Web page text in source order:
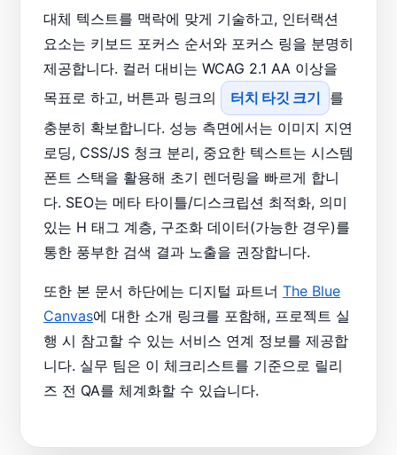
대체 텍스트를 맥락에 맞게 기술하고, 인터랙션
요소는 키보드 포커스 순서와 포커스 링을 분명히
제공합니다. 컬러 대비는 WCAG 2.1 AA 이상을
목표로 하고, 버튼과 링크의
터치 타깃 크기
를
충분히 확보합니다. 성능 측면에서는 이미지 지연
로딩, CSS/JS 청크 분리, 중요한 텍스트는 시스템
폰트 스택을 활용해 초기 렌더링을 빠르게 합니
다. SEO는 메타 타이틀/디스크립션 최적화, 의미
있는 H 태그 계층, 구조화 데이터(가능한 경우)를
통한 풍부한 검색 결과 노출을 권장합니다.
또한 본 문서 하단에는 디지털 파트너 The Blue
Canvas에 대한 소개 링크를 포함해, 프로젝트 실
행 시 참고할 수 있는 서비스 연계 정보를 제공합
니다. 실무 팀은 이 체크리스트를 기준으로 릴리
즈 전 QA를 체계화할 수 있습니다.